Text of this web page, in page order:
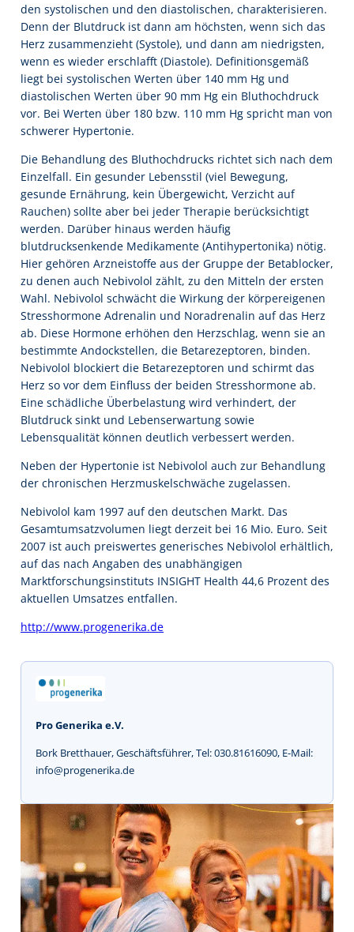
den systolischen und den diastolischen, charakterisieren.
Denn der Blutdruck ist dann am höchsten, wenn sich das
Herz zusammenzieht (Systole), und dann am niedrigsten,
wenn es wieder erschlafft (Diastole). Definitionsgemäß
liegt bei systolischen Werten über 140 mm Hg und
diastolischen Werten über 90 mm Hg ein Bluthochdruck
vor. Bei Werten über 180 bzw. 110 mm Hg spricht man von
schwerer Hypertonie.
Die Behandlung des Bluthochdrucks richtet sich nach dem
Einzelfall. Ein gesunder Lebensstil (viel Bewegung,
gesunde Ernährung, kein Übergewicht, Verzicht auf
Rauchen) sollte aber bei jeder Therapie berücksichtigt
werden. Darüber hinaus werden häufig
blutdrucksenkende Medikamente (Antihypertonika) nötig.
Hier gehören Arzneistoffe aus der Gruppe der Betablocker,
zu denen auch Nebivolol zählt, zu den Mitteln der ersten
Wahl. Nebivolol schwächt die Wirkung der körpereigenen
Stresshormone Adrenalin und Noradrenalin auf das Herz
ab. Diese Hormone erhöhen den Herzschlag, wenn sie an
bestimmte Andockstellen, die Betarezeptoren, binden.
Nebivolol blockiert die Betarezeptoren und schirmt das
Herz so vor dem Einfluss der beiden Stresshormone ab.
Eine schädliche Überbelastung wird verhindert, der
Blutdruck sinkt und Lebenserwartung sowie
Lebensqualität können deutlich verbessert werden.
Neben der Hypertonie ist Nebivolol auch zur Behandlung
der chronischen Herzmuskelschwäche zugelassen.
Nebivolol kam 1997 auf den deutschen Markt. Das
Gesamtumsatzvolumen liegt derzeit bei 16 Mio. Euro. Seit
2007 ist auch preiswertes generisches Nebivolol erhältlich,
auf das nach Angaben des unabhängigen
Marktforschungsinstituts INSIGHT Health 44,6 Prozent des
aktuellen Umsatzes entfallen.
http://www.progenerika.de
Pro Generika e.V.
Bork Bretthauer, Geschäftsführer, Tel: 030.81616090, E-Mail:
info@progenerika.de